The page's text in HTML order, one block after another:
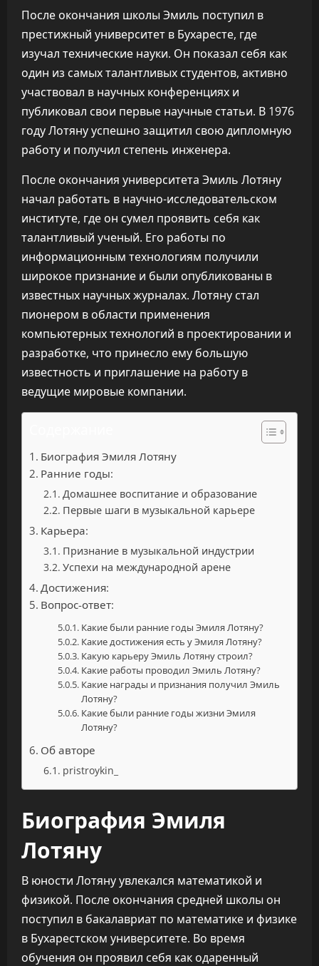
После окончания школы Эмиль поступил в
престижный университет в Бухаресте, где
изучал технические науки. Он показал себя как
один из самых талантливых студентов, активно
участвовал в научных конференциях и
публиковал свои первые научные статьи. В 1976
году Лотяну успешно защитил свою дипломную
работу и получил степень инженера.
После окончания университета Эмиль Лотяну
начал работать в научно-исследовательском
институте, где он сумел проявить себя как
талантливый ученый. Его работы по
информационным технологиям получили
широкое признание и были опубликованы в
известных научных журналах. Лотяну стал
пионером в области применения
компьютерных технологий в проектировании и
разработке, что принесло ему большую
известность и приглашение на работу в
ведущие мировые компании.
Биография Эмиля Лотяну
Ранние годы:
Домашнее воспитание и образование
Первые шаги в музыкальной карьере
Карьера:
Признание в музыкальной индустрии
Успехи на международной арене
Достижения:
Вопрос-ответ:
Какие были ранние годы Эмиля Лотяну?
Какие достижения есть у Эмиля Лотяну?
Какую карьеру Эмиль Лотяну строил?
Какие работы проводил Эмиль Лотяну?
Какие награды и признания получил Эмиль
Лотяну?
Какие были ранние годы жизни Эмиля
Лотяну?
Об авторе
pristroykin_
Биография Эмиля
Лотяну
В юности Лотяну увлекался математикой и
физикой. После окончания средней школы он
поступил в бакалавриат по математике и физике
в Бухарестском университете. Во время
обучения он проявил себя как одаренный